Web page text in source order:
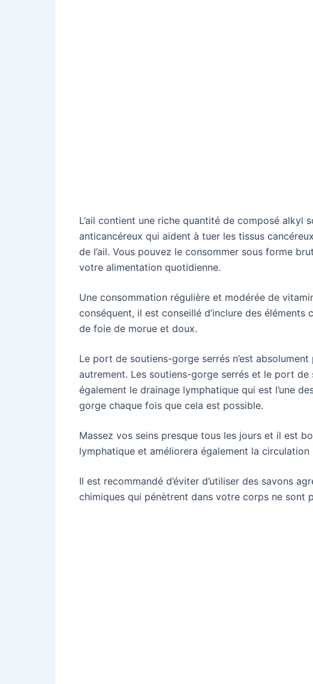
L’ail contient une riche quantité de composé alkyl
anticancéreux qui aident à tuer les tissus
de l’ail. Vous pouvez le consommer sous forme
votre alimentation quotidienne.
Une consommation régulière et modérée de
conséquent, il est conseillé d’inclure des
de foie de morue et doux.
Le port de soutiens-gorge serrés n’est
autrement. Les soutiens-gorge serrés et le port
également le drainage lymphatique qui est l’une
gorge chaque fois que cela est possible.
Massez vos seins presque tous les jours et il est
lymphatique et améliorera également la
Il est recommandé d’éviter d’utiliser des savons
chimiques qui pénètrent dans votre corps ne sont